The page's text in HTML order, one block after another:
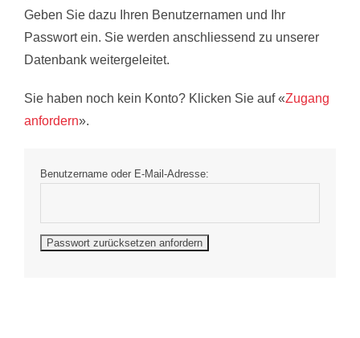
Geben Sie dazu Ihren Benutzernamen und Ihr
Passwort ein. Sie werden anschliessend zu unserer
Datenbank weitergeleitet.
Sie haben noch kein Konto? Klicken Sie auf «Zugang
anfordern».
Benutzername oder E-Mail-Adresse: